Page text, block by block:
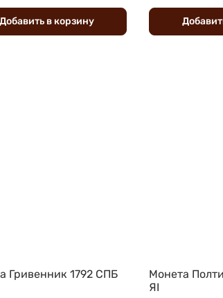
Добавить вкорзину
Гривенник 1792 СПБ
Монета
ЯI